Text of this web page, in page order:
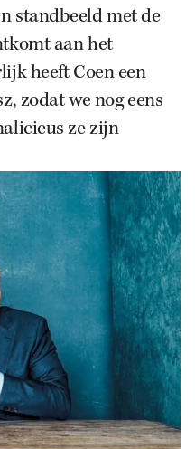
Zoek
standbeeld met de
aan het
heeft Coen een
zodat we nog eens
ze zijn